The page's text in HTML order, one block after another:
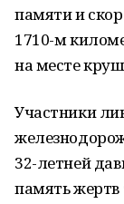
памяти и
1710-м
на месте
Участники
32-летней
память жертв